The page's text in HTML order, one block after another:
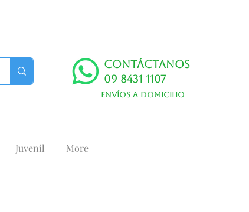
Contáctanos
09 8431 1107
Envíos a domicilio
Juvenil More